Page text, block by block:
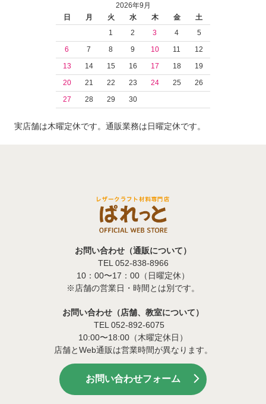
2026年9月
日
月 火 水 木 金
土
1
2 3 4
5
6
7 8 9 10 11
12
13
14 15 16 17 18
19
20
21 22 23 24 25
26
27
28 29 30
実店舗は木曜定休です。通販業務は日曜定休です。
お問い合わせ（通販について）
TEL 052-838-8966
10：00〜17：00（日曜定休）
※店舗の営業日・時間とは別です。
お問い合わせ（店舗、教室について）
TEL 052-892-6075
10:00〜18:00（木曜定休日）
店舗とWeb通販は営業時間が異なります。
お問い合わせフォーム